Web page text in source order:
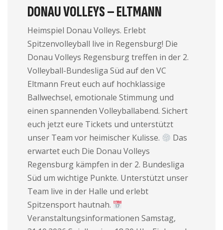
DONAU VOLLEYS – ELTMANN
Heimspiel Donau Volleys. Erlebt
Spitzenvolleyball live in Regensburg! Die
Donau Volleys Regensburg treffen in der 2.
Volleyball-Bundesliga Süd auf den VC
Eltmann Freut euch auf hochklassige
Ballwechsel, emotionale Stimmung und
einen spannenden Volleyballabend. Sichert
euch jetzt eure Tickets und unterstützt
unser Team vor heimischer Kulisse.
Das
erwartet euch Die Donau Volleys
Regensburg kämpfen in der 2. Bundesliga
Süd um wichtige Punkte. Unterstützt unser
Team live in der Halle und erlebt
Spitzensport hautnah.
Veranstaltungsinformationen Samstag,